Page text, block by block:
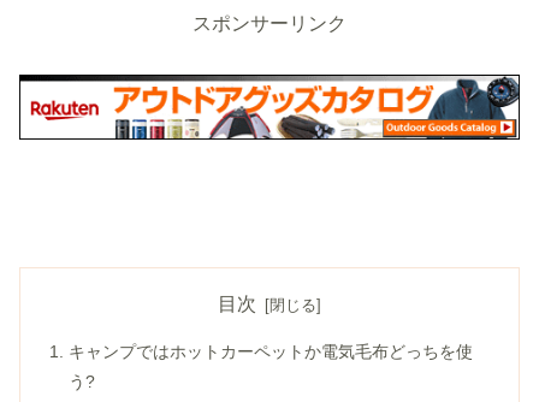
スポンサーリンク
目次
キャンプではホットカーペットか電気毛布どっちを使
う?